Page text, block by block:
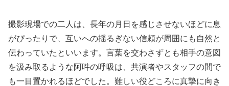
撮影現場での二人は、長年の月日を感じさせないほどに息
がぴったりで、互いへの揺るぎない信頼が周囲にも自然と
伝わっていたといいます。言葉を交わさずとも相手の意図
を汲み取るような阿吽の呼吸は、共演者やスタッフの間で
も一目置かれるほどでした。難しい役どころに真摯に向き